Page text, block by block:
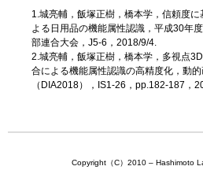
1.城亮輔，飯塚正樹，橋本学，信頼度
よる日用品の機能属性認識，平成30年
部連合大会，J5-6，2018/9/4.
2.城亮輔，飯塚正樹，橋本学，多視点
合による機能属性認識の高精度化，動
（DIA2018），IS1-26，pp.182-187，
Copyright（C）2010 – Hashimoto